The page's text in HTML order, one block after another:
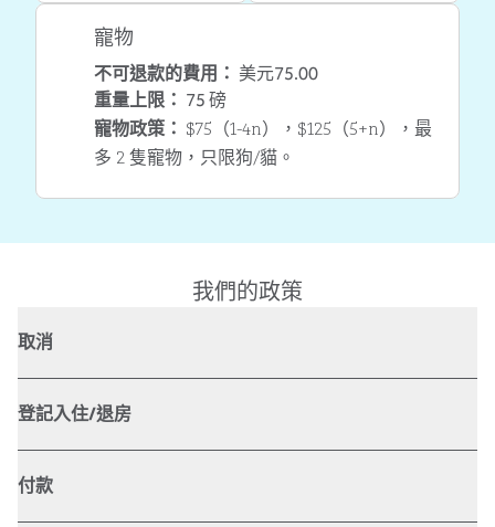
寵物
不可退款的費用： 美元75.00
重量上限： 75 磅
寵物政策： $75（1-4n），$125（5+n），最
多 2 隻寵物，只限狗/貓。
我們的政策
取消
登記入住/退房
付款